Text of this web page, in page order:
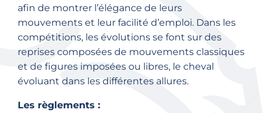
afin de montrer l’élégance de leurs
mouvements et leur facilité d’emploi. Dans les
compétitions, les évolutions se font sur des
reprises composées de mouvements classiques
et de figures imposées ou libres, le cheval
évoluant dans les différentes allures.
Les règlements :